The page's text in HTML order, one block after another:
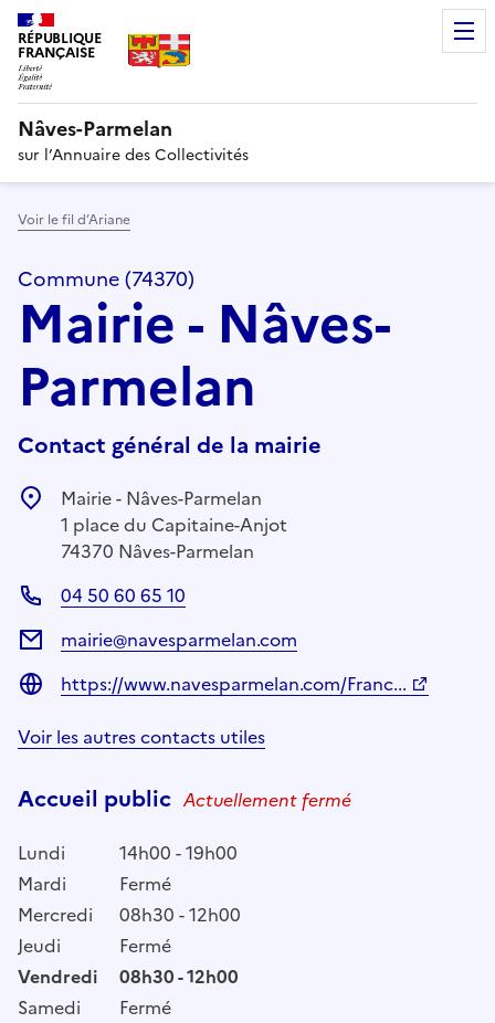
RÉPUBLIQUE
FRANÇAISE
Nâves-Parmelan
sur l’Annuaire des Collectivités
Voir le fil d’Ariane
Commune (74370)
Mairie - Nâves-
Parmelan
Contact général de la mairie
Mairie - Nâves-Parmelan
1 place du Capitaine-Anjot
74370 Nâves-Parmelan
04 50 60 65 10
mairie@navesparmelan.com
https://www.navesparmelan.com/Franc...
Voir les autres contacts utiles
Accueil public Actuellement fermé
Lundi
14h00 - 19h00
Mardi
Fermé
Mercredi
08h30 - 12h00
Jeudi
Fermé
Vendredi
08h30 - 12h00
Samedi
Fermé